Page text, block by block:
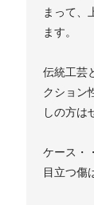
まって、
ます。
伝統工芸
クション
しの方は
ケース・
目立つ傷